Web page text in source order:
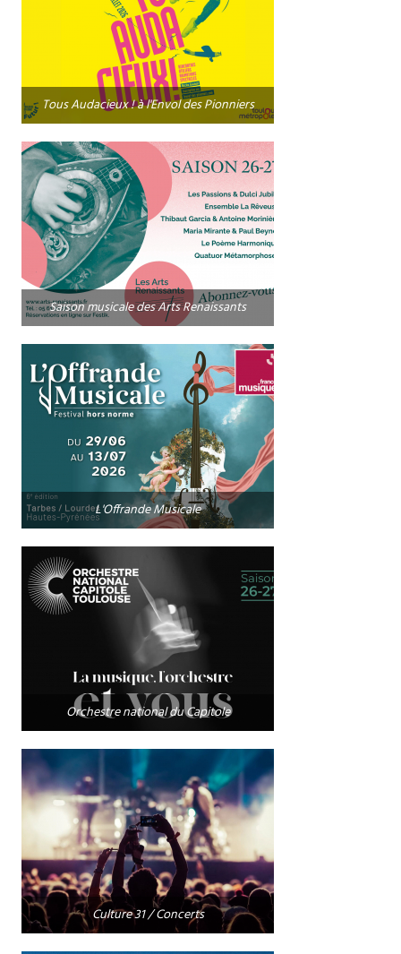
Tous Audacieux ! à l'Envol des Pionniers
Saison musicale des Arts Renaissants
L'Offrande Musicale
Orchestre national du Capitole
Culture 31 / Concerts